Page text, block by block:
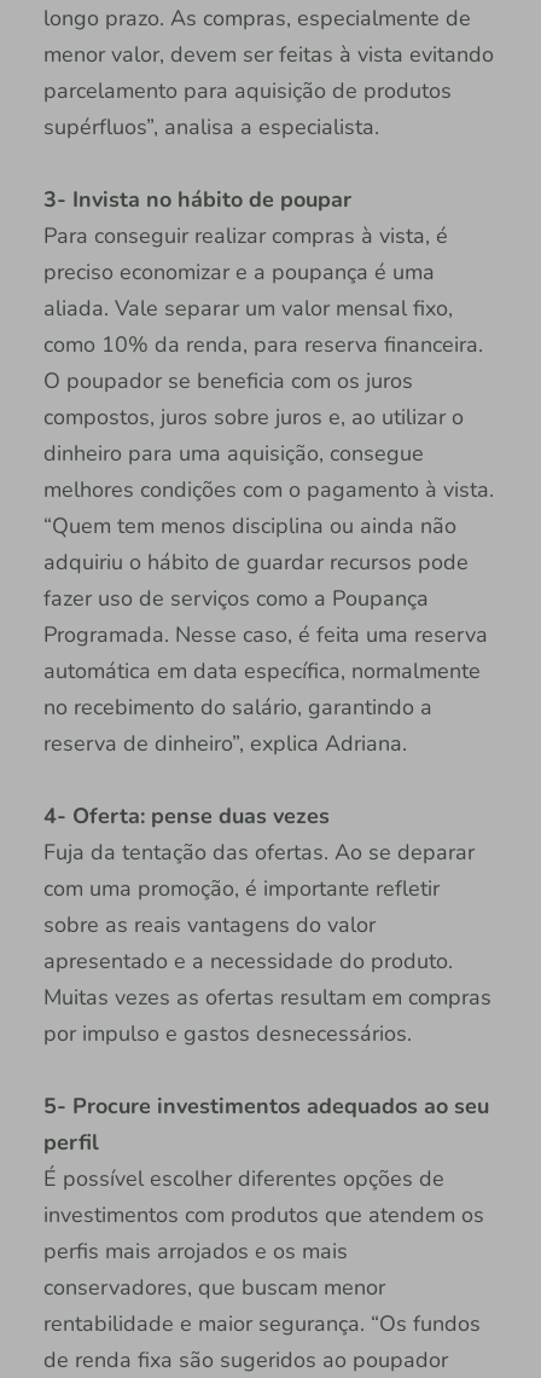
longo prazo. As compras, especialmente de
menor valor, devem ser feitas à vista evitando
parcelamento para aquisição de produtos
supérfluos”, analisa a especialista.
3- Invista no hábito de poupar
Para conseguir realizar compras à vista, é
preciso economizar e a poupança é uma
aliada. Vale separar um valor mensal fixo,
como 10% da renda, para reserva financeira.
O poupador se beneficia com os juros
compostos, juros sobre juros e, ao utilizar o
dinheiro para uma aquisição, consegue
melhores condições com o pagamento à vista.
“Quem tem menos disciplina ou ainda não
adquiriu o hábito de guardar recursos pode
fazer uso de serviços como a Poupança
Programada. Nesse caso, é feita uma reserva
automática em data específica, normalmente
no recebimento do salário, garantindo a
reserva de dinheiro”, explica Adriana.
4- Oferta: pense duas vezes
Fuja da tentação das ofertas. Ao se deparar
com uma promoção, é importante refletir
sobre as reais vantagens do valor
apresentado e a necessidade do produto.
Muitas vezes as ofertas resultam em compras
por impulso e gastos desnecessários.
5- Procure investimentos adequados ao seu
perfil
É possível escolher diferentes opções de
investimentos com produtos que atendem os
perfis mais arrojados e os mais
conservadores, que buscam menor
rentabilidade e maior segurança. “Os fundos
de renda fixa são sugeridos ao poupador